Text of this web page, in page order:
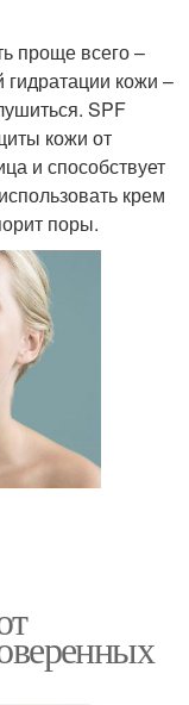
проще всего –
кожи –
SPF
кожи от
и способствует
крем
поры.